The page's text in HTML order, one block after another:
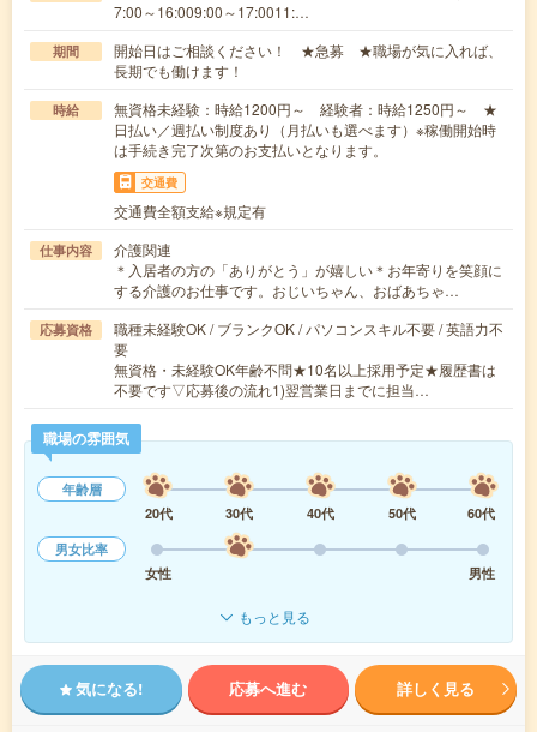
7:00～16:009:00～17:0011:…
期間
開始日はご相談ください！ ★急募 ★職場が気に入れば、
長期でも働けます！
時給
無資格未経験：時給1200円～ 経験者：時給1250円～ ★
日払い／週払い制度あり（月払いも選べます）※稼働開始時
は手続き完了次第のお支払いとなります。
交通費
交通費全額支給※規定有
仕事内容
介護関連
＊入居者の方の「ありがとう」が嬉しい＊お年寄りを笑顔に
する介護のお仕事です。おじいちゃん、おばあちゃ…
応募資格
職種未経験OK / ブランクOK / パソコンスキル不要 / 英語力不
要
無資格・未経験OK年齢不問★10名以上採用予定★履歴書は
不要です▽応募後の流れ1)翌営業日までに担当…
職場の雰囲気
年齢層
20代
30代 40代 50代
60代
男女比率
女性
男性
もっと見る
気になる! 応募へ進む 詳しく見る